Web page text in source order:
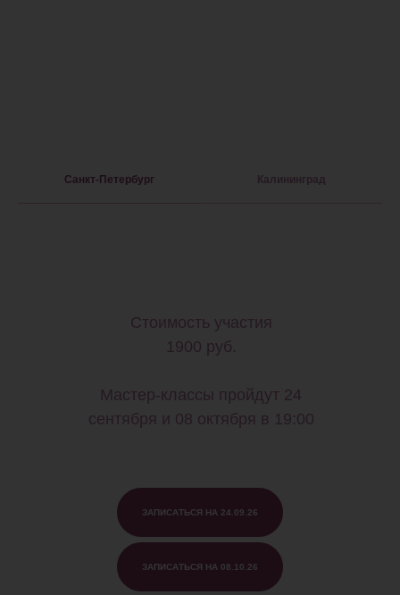
Санкт-Петербург Калининград
ЗАПИСАТЬСЯ НА 24.09.26
ЗАПИСАТЬСЯ НА 08.10.26
Стоимость участия
1900 руб.
Мастер-классы пройдут 24
сентября и 08 октября в 19:00